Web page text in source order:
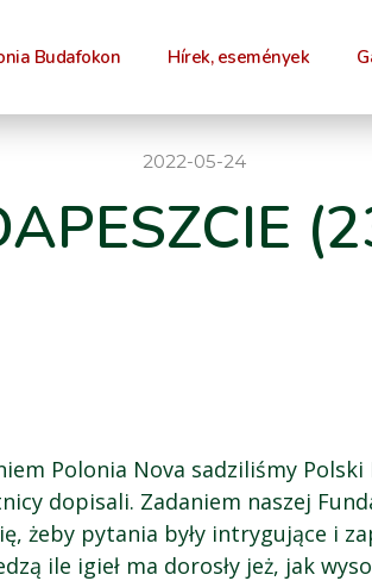
Budafokon Hírek, események
2022-05-24
Polonia Nova sadziliśmy
dopisali. Zadaniem naszej
żeby pytania były intrygujące i
ile igieł ma dorosły jeż, jak